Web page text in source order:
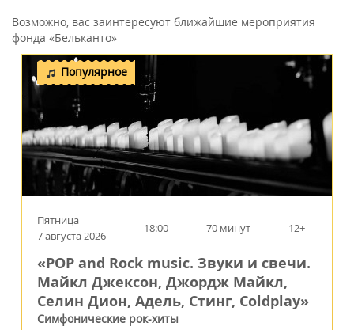
Возможно, вас заинтересуют ближайшие мероприятия
фонда «Бельканто»
Популярное
Пятница
7 августа 2026
18:00 70 минут 12+
«POP and Rock music. Звуки и свечи.
Майкл Джексон, Джордж Майкл,
Селин Дион, Адель, Стинг, Coldplay»
Симфонические рок-хиты